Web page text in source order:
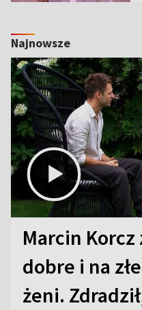
Najnowsze
Marcin Korcz
dobre i na
żeni.